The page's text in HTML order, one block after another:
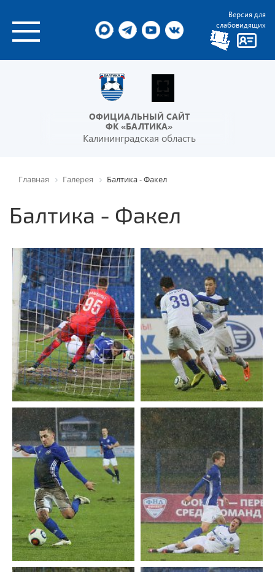
Версия для
слабовидящих
ОФИЦИАЛЬНЫЙ САЙТ
ФК «БАЛТИКА»
Калининградская область
Главная Галерея Балтика - Факел
Балтика - Факел